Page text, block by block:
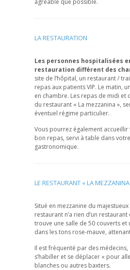
agréable que possible.
LA RESTAURATION
Les personnes hospitalisées
restauration différent des
site de l’hôpital, un restaurant /
repas aux patients VIP. Le matin,
en chambre. Les repas de midi
du restaurant « La mezzanina »,
éventuel régime particulier.
Vous pourrez également
bon repas, servi à table dans
gastronomique.
LE RESTAURANT « LA
Situé en mezzanine du
restaurant n’a rien d’un
trouve une salle de 50 couverts
dans les tons rose-mauve,
Il est fréquenté par des
s’habiller et se déplacer « pour
blanches ou autres baxters.